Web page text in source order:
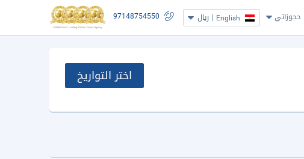
حجوزاتي English
| ريال 97148754550
اختر التواريخ